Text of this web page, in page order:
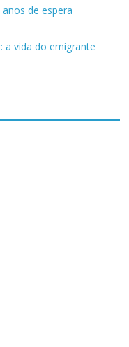
de espera
a vida do emigrante